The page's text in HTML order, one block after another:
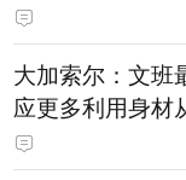
大加索尔：文班
应更多利用身材